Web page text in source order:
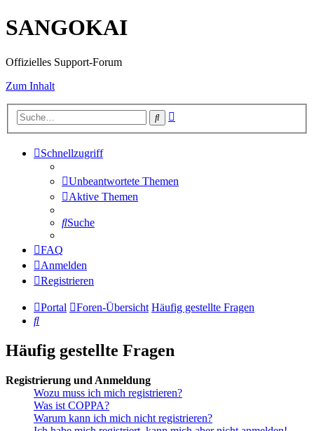
SANGOKAI
Offizielles Support-Forum
Zum Inhalt
Suche
Schnellzugriff
Unbeantwortete Themen
Aktive Themen
Suche
FAQ
Anmelden
Registrieren
Portal Foren-Übersicht Häufig gestellte Fragen
Suche
Häufig gestellte Fragen
Registrierung und Anmeldung
Wozu muss ich mich registrieren?
Was ist COPPA?
Warum kann ich mich nicht registrieren?